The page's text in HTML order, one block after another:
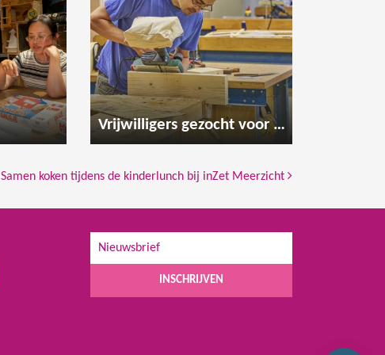
Vrijwilligers gezocht voor de houtwerkplaats
Samen koken tijdens de kinderlunch bij inZet Meerzicht